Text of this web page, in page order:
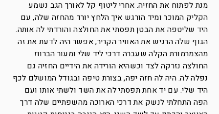
מנת לפתוח את החזיה. אחרי ליטוף קל לאורך הגב נשמע
הקליק המוכר ומיד הורגש איך הלחץ יורד מהחזה שלה, עם
היד שליטפה את הבטן תפסתי את החולצה והורדתי לה אותה.
הגוף שלה הרגיש את האוויר הקריר, אפשר היה לדעת את זה
מהצמרמורת הקלה שעברה דרכי ליד שלי ומעור הברווז.
החולצה נזרקה לצד וכשהיא הורידה את הידיים החזיה גם
נפלה לה. היה לה חזה יפה, בצורת טיפה ובגודל המושלם לכף
היד שלי. עם יד אחת תפסתי לה את השד ולשתי אותו ועם
הפה התחלתי לנשק את דרכי הארוכה מהשפתיים שלה דרך